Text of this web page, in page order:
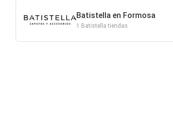
Batistella en Formosa
1 Batistella tiendas